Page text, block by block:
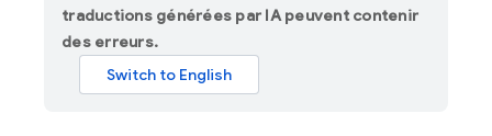
traductions générées par IA peuvent contenir
des erreurs.